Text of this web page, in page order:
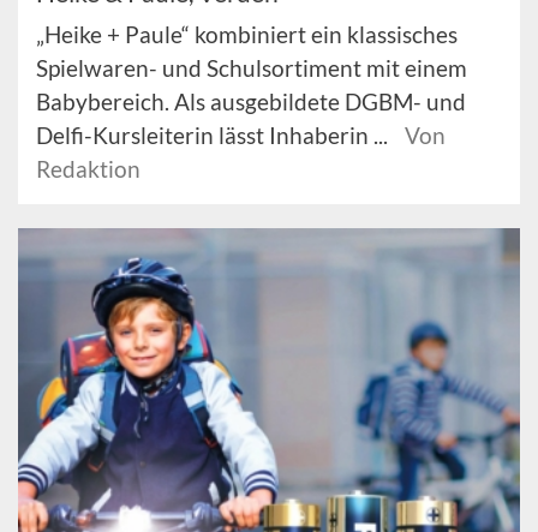
„Heike + Paule“ kombiniert ein klassisches
Spielwaren- und Schulsortiment mit einem
Babybereich. Als ausgebildete DGBM- und
Delfi-Kursleiterin lässt Inhaberin ...
Von
Redaktion